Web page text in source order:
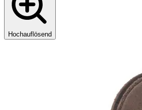
Hochauflösend